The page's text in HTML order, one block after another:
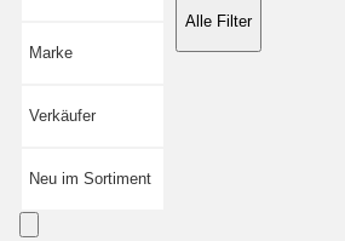
Marke
Verkäufer
Neu im Sortiment
Alle Filter